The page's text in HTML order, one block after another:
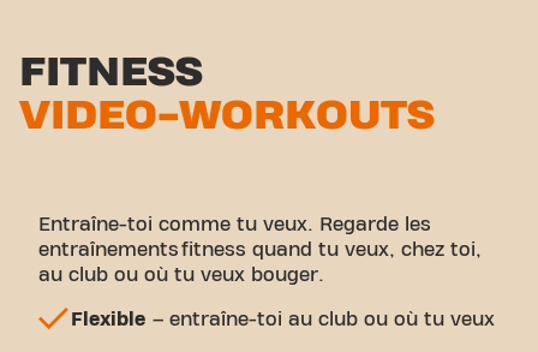
FITNESS
VIDEO-WORKOUTS
Entraîne-toi comme tu veux. Regarde les
entraînements fitness quand tu veux, chez toi,
au club ou où tu veux bouger.
Flexible – entraîne-toi au club ou où tu veux